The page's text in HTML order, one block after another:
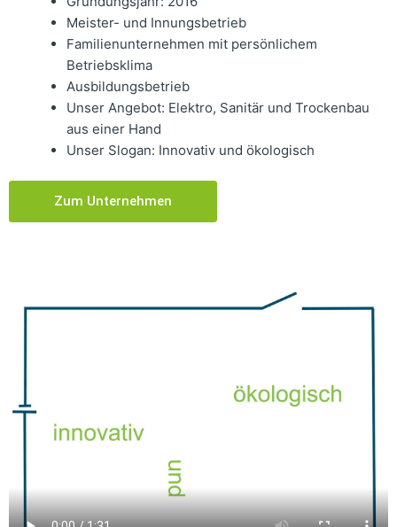
Meister- und Innungsbetrieb
Familienunternehmen mit persönlichem
Betriebsklima
Ausbildungsbetrieb
Unser Angebot: Elektro, Sanitär und Trockenbau
aus einer Hand
Unser Slogan: Innovativ und ökologisch
Zum Unternehmen